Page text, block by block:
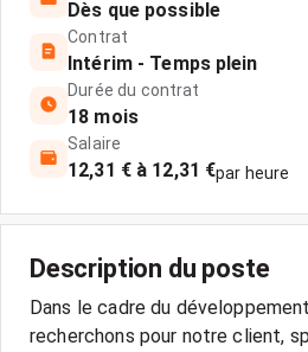
Dès que possible
Contrat
Intérim - Temps plein
Durée du contrat
18 mois
Salaire
12,31 € à 12,31 €par heure
Description du poste
Dans le cadre du
recherchons pour notre client,